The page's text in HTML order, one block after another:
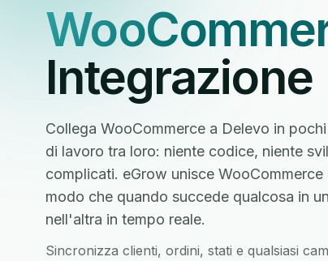
Integrazione
Collega WooCommerce a Delevo in
di lavoro tra loro: niente codice, niente
complicati. eGrow unisce
modo che quando succede qualcosa in
nell'altra in tempo reale.
Sincronizza clienti, ordini, stati e qualsiasi